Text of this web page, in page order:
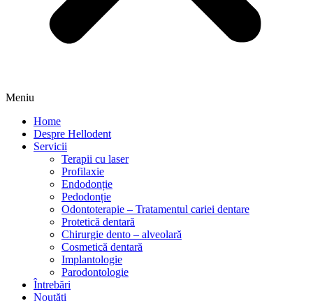
Meniu
Home
Despre Hellodent
Servicii
Terapii cu laser
Profilaxie
Endodonție
Pedodonție
Odontoterapie – Tratamentul cariei dentare
Protetică dentară
Chirurgie dento – alveolară
Cosmetică dentară
Implantologie
Parodontologie
Întrebări
Noutăți